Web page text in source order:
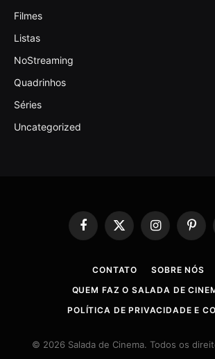
Filmes
Listas
NoStreaming
Quadrinhos
Séries
Uncategorized
Facebook
X
(Twitter)
Instagram
CONTATO
SOBRE NÓS
QUEM FAZ O SALADA DE
POLÍTICA DE PRIVACIDADE E
© 2026 Salada de Cinema. Todos os